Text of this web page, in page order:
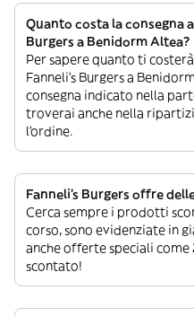
Quanto costa la consegna
Burgers a Benidorm Altea?
Per sapere quanto ti
Fanneli's Burgers a
consegna indicato nella
troverai anche nella
l’ordine.
Fanneli's Burgers offre
Cerca sempre i prodotti
corso, sono evidenziate in
anche offerte speciali come
scontato!